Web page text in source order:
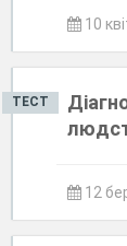
10
ТЕСТ
12